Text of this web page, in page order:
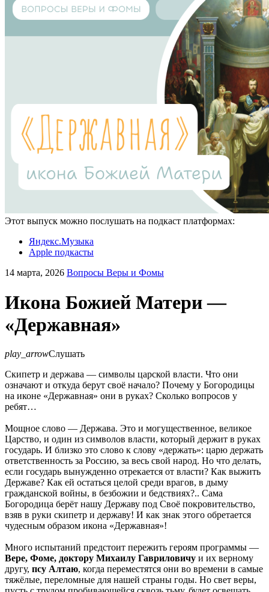
Этот выпуск можно послушать на подкаст платформах:
Яндекс.Музыка
Apple подкасты
14 марта, 2026 Вопросы Веры и Фомы
Икона Божией Матери —
«Державная»
play_arrowСлушать
Скипетр и держава — символы царской власти. Что они
означают и откуда берут своё начало? Почему у Богородицы
на иконе «Державная» они в руках? Сколько вопросов у
ребят…
Мощное слово — Держава. Это и могущественное, великое
Царство, и один из символов власти, который держит в руках
государь. И близко это слово к слову «держать»: царю держать
ответственность за Россию, за весь свой народ. Но что делать,
если государь вынужденно отрекается от власти? Как выжить
Державе? Как ей остаться целой среди врагов, в дыму
гражданской войны, в безбожии и бедствиях?.. Сама
Богородица берёт нашу Державу под Своё покровительство,
взяв в руки скипетр и державу! И как знак этого обретается
чудесным образом икона «Державная»!
Много испытаний предстоит пережить героям программы —
Вере, Фоме, доктору Михаилу Гавриловичу и их верному
другу, псу Алтаю, когда переместятся они во времени в самые
тяжёлые, переломные для нашей страны годы. Но свет веры,